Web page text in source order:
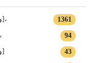
1361 [وزارة الثقافة والمحافظة على التراث]،
94 وزارة الثقافة والمحافظة على التراث،
43 [وزارة الثقافة والمحافظة على التراث]